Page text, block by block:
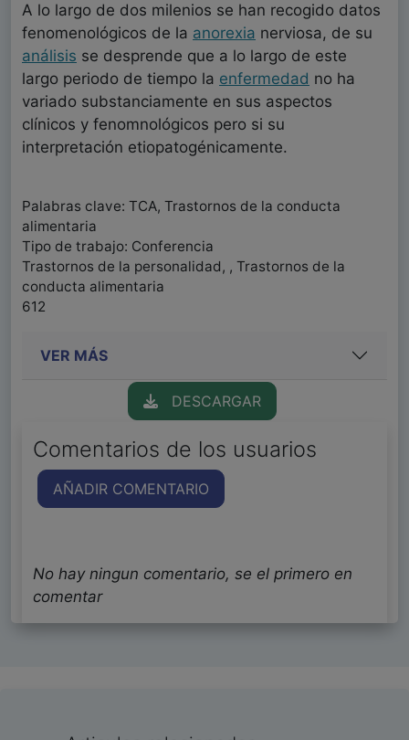
A lo largo de dos milenios se han recogido datos
fenomenológicos de la anorexia nerviosa, de su
análisis se desprende que a lo largo de este
largo periodo de tiempo la enfermedad no ha
variado substanciamente en sus aspectos
clínicos y fenomnológicos pero si su
interpretación etiopatogénicamente.
Palabras clave: TCA, Trastornos de la conducta
alimentaria
Tipo de trabajo: Conferencia
Trastornos de la personalidad, , Trastornos de la
conducta alimentaria
612
VER MÁS
DESCARGAR
Comentarios de los usuarios
AÑADIR COMENTARIO
No hay ningun comentario, se el primero en
comentar